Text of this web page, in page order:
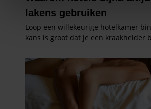
We gebruiken cookies om content en
personaliseren, om functies voor social
en om ons websiteverkeer te
partners voor social media, adverteren
partners kunnen deze gegevens
informatie die u aan ze heeft verstrekt
verzameld op basis van uw gebruik